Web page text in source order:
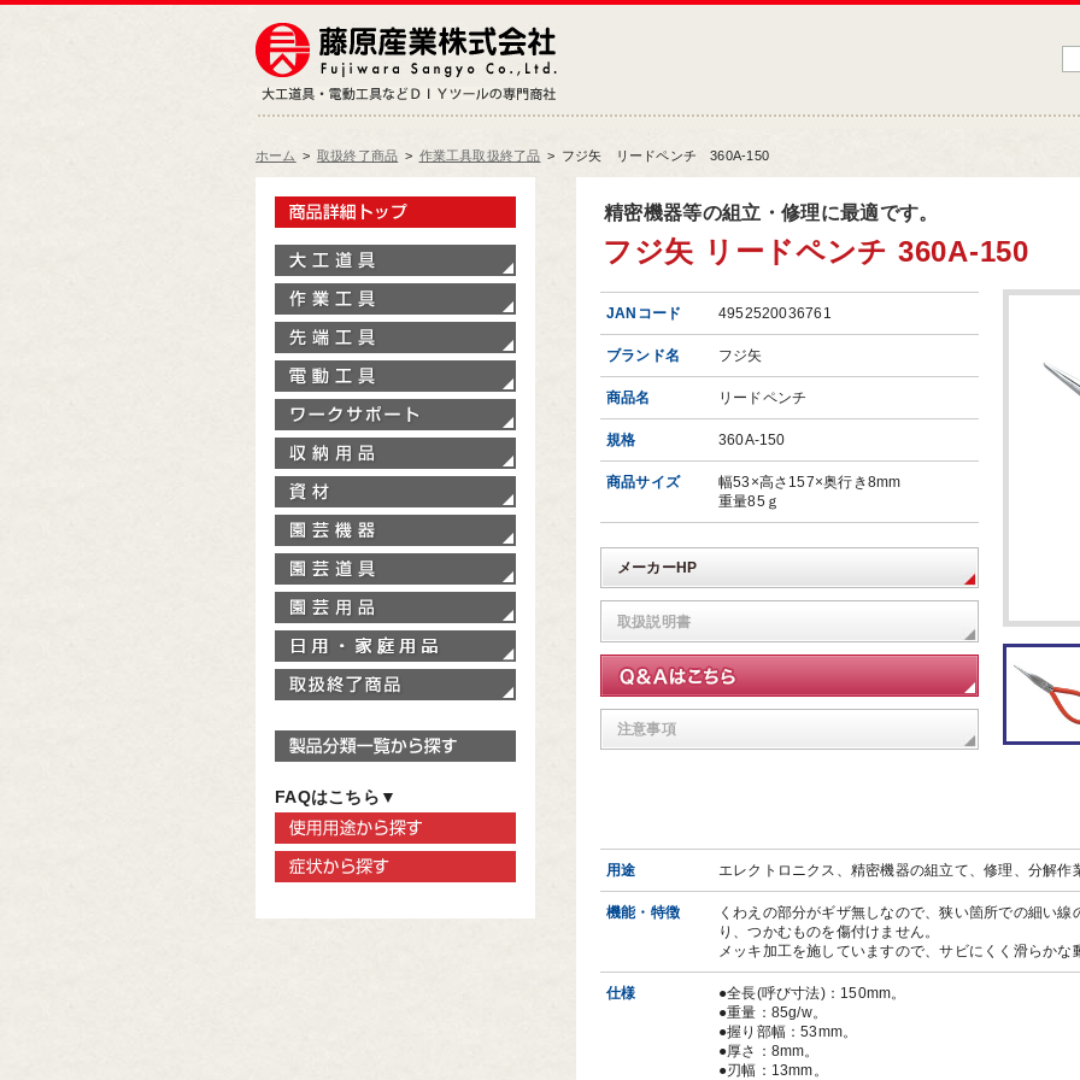
ホーム > 取扱終了商品 > 作業工具取扱終了品 > フジ矢 リードペンチ 360A-150
精密機器等の組立・修理に最適です。
フジ矢 リードペンチ 360A-150
JANコード 4952520036761
ブランド名 フジ矢
商品名 リードペンチ
規格 360A-150
商品サイズ
幅53×高さ157×奥行き8mm
重量85ｇ
メーカーHP
取扱説明書
注意事項
用途 エレクトロニクス、精密機器の組立て、修理、分解作
機能・特徴
くわえの部分がギザ無しなので、狭い箇所での細い
り、つかむものを傷付けません。
メッキ加工を施していますので、サビにくく滑らかな
仕様
●全長(呼び寸法)：150mm。
●重量：85g/w。
●握り部幅：53mm。
●厚さ：8mm。
●刃幅：13mm。
製品情報トップ
ワークサポート
製品分類一覧から探す
FAQはこちら▼